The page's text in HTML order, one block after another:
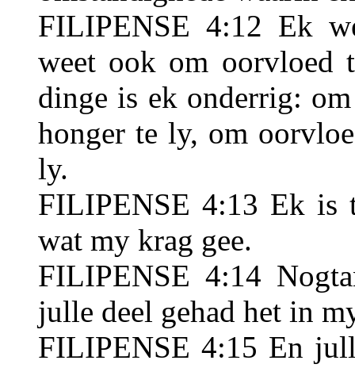
FILIPENSE 4:12 Ek
weet ook om oorvloed
dinge is ek onderrig:
honger te ly, om
ly.
FILIPENSE 4:13 Ek is
wat my krag gee.
FILIPENSE 4:14
julle deel gehad het in
FILIPENSE 4:15 En